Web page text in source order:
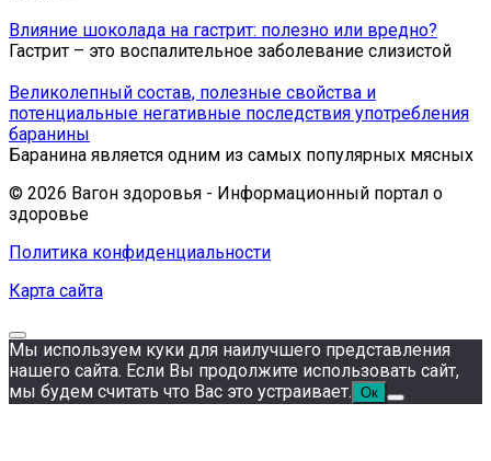
Влияние шоколада на гастрит: полезно или вредно?
Гастрит – это воспалительное заболевание слизистой
Великолепный состав, полезные свойства и
потенциальные негативные последствия употребления
баранины
Баранина является одним из самых популярных мясных
© 2026 Вагон здоровья - Информационный портал о
здоровье
Политика конфиденциальности
Карта сайта
Мы используем куки для наилучшего представления
нашего сайта. Если Вы продолжите использовать сайт,
мы будем считать что Вас это устраивает. Ок